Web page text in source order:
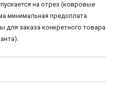
на отрез (ковровые
минимальная предоплата
для заказа конкретного товара